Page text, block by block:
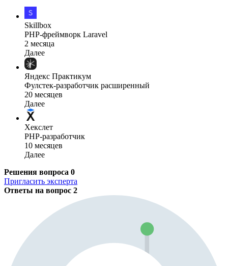
Skillbox
PHP-фреймворк Laravel
2 месяца
Далее
Яндекс Практикум
Фулстек-разработчик расширенный
20 месяцев
Далее
Хекслет
PHP-разработчик
10 месяцев
Далее
Решения вопроса 0
Пригласить эксперта
Ответы на вопрос 2